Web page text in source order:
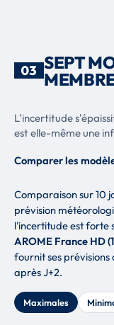
03 SEPT
L'incertitude
est elle-même une
Comparer les
Comparaison sur 10
prévision
l'incertitude est forte
AROME France HD
fournit ses prévisions
après J+2.
Maximales